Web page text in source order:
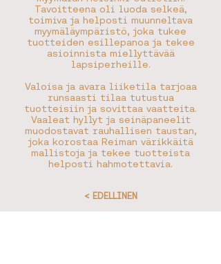
Tavoitteena oli luoda selkeä,
toimiva ja helposti muunneltava
myymäläympäristö, joka tukee
tuotteiden esillepanoa ja tekee
asioinnista miellyttävää
lapsiperheille.
Valoisa ja avara liiketila tarjoaa
runsaasti tilaa tutustua
tuotteisiin ja sovittaa vaatteita.
Vaaleat hyllyt ja seinäpaneelit
muodostavat rauhallisen taustan,
joka korostaa Reiman värikkäitä
mallistoja ja tekee tuotteista
helposti hahmotettavia.
< EDELLINEN